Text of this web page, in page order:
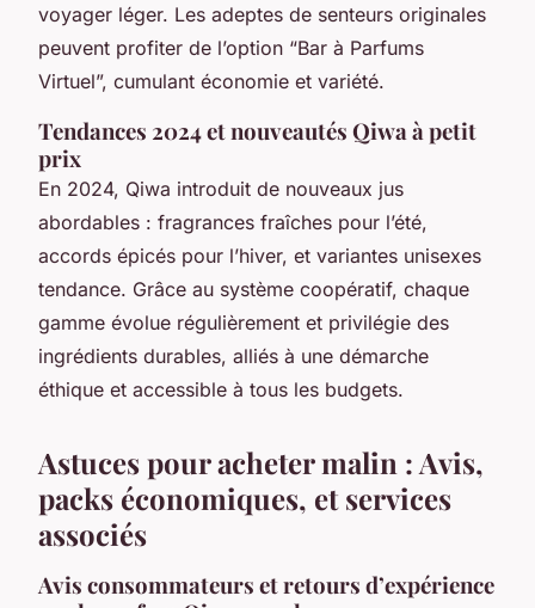
voyager léger. Les adeptes de senteurs originales
peuvent profiter de l’option “Bar à Parfums
Virtuel”, cumulant économie et variété.
Tendances 2024 et nouveautés Qiwa à petit
prix
En 2024, Qiwa introduit de nouveaux jus
abordables : fragrances fraîches pour l’été,
accords épicés pour l’hiver, et variantes unisexes
tendance. Grâce au système coopératif, chaque
gamme évolue régulièrement et privilégie des
ingrédients durables, alliés à une démarche
éthique et accessible à tous les budgets.
Astuces pour acheter malin : Avis,
packs économiques, et services
associés
Avis consommateurs et retours d’expérience